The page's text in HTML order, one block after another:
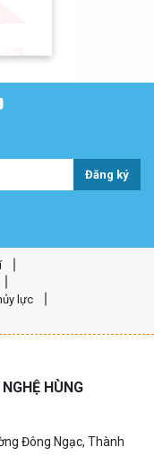
Đăng ký
lực
HÙNG
Đông Ngạc, Thành